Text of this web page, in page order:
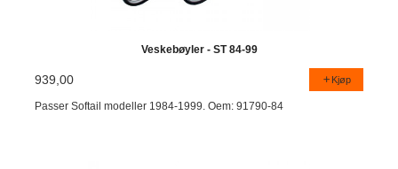
Veskebøyler - ST 84-99
939,00 Kjøp
Passer Softail modeller 1984-1999. Oem: 91790-84